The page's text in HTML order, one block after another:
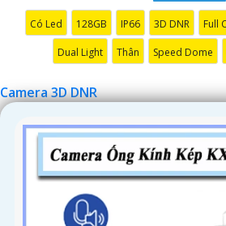
Có Led 128GB IP66 3D DNR Full
Dual Light Thân Speed Dome
Camera 3D DNR